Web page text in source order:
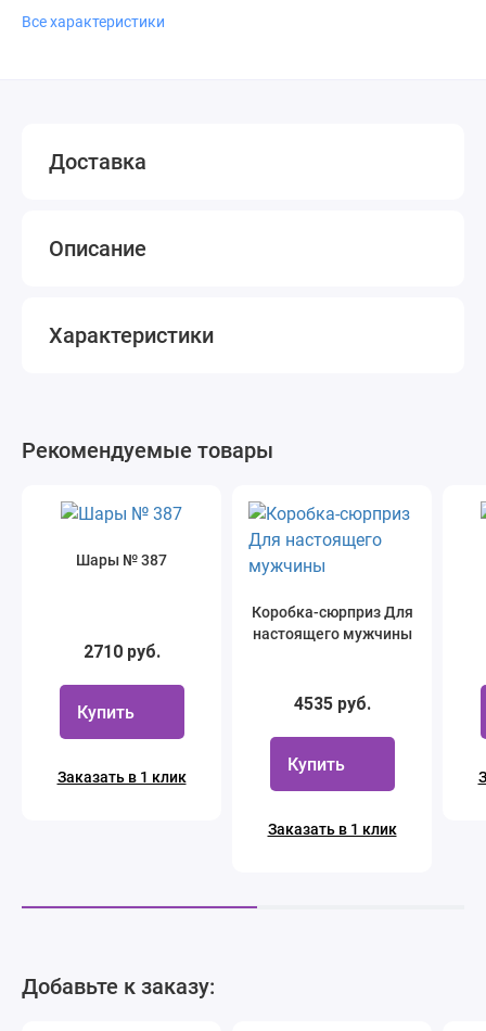
Все характеристики
Доставка
Описание
Характеристики
Рекомендуемые товары
Шары № 387
2710 руб.
Купить
Заказать в 1 клик
Коробка-сюрприз Для
настоящего мужчины
4535 руб.
Купить
Заказать в 1 клик
Добавьте к заказу: